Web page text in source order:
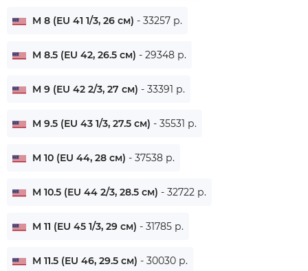
M 8 (EU 41 1/3, 26 см) - 33257 р.
M 8.5 (EU 42, 26.5 см) - 29348 р.
M 9 (EU 42 2/3, 27 см) - 33391 р.
M 9.5 (EU 43 1/3, 27.5 см) - 35531 р.
M 10 (EU 44, 28 см) - 37538 р.
M 10.5 (EU 44 2/3, 28.5 см) - 32722 р.
M 11 (EU 45 1/3, 29 см) - 31785 р.
M 11.5 (EU 46, 29.5 см) - 30030 р.